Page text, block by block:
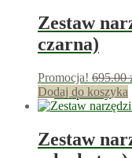
Zestaw
czarna)
Promocja! 695.00
650punkty
Dodaj do koszyka
Zestaw